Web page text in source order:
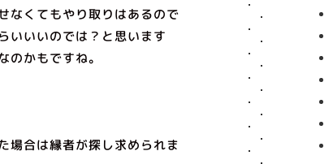
なくてもやり取りはあるので
いいいのでは？と思います
かもですね。
場合は縁者が探し求められま